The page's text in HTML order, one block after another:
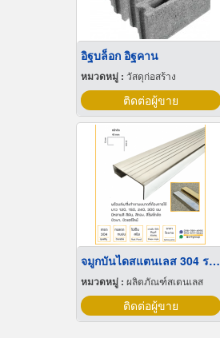
อิฐบล็อก อิฐคาน
หมวดหมู่ : วัสดุก่อสร้าง
ติดต่อผู้ขาย
จมูกบันไดสแตนเลส 304 ราคาโรงงาน
หมวดหมู่ : ผลิตภัณฑ์สเตนเลส
ติดต่อผู้ขาย